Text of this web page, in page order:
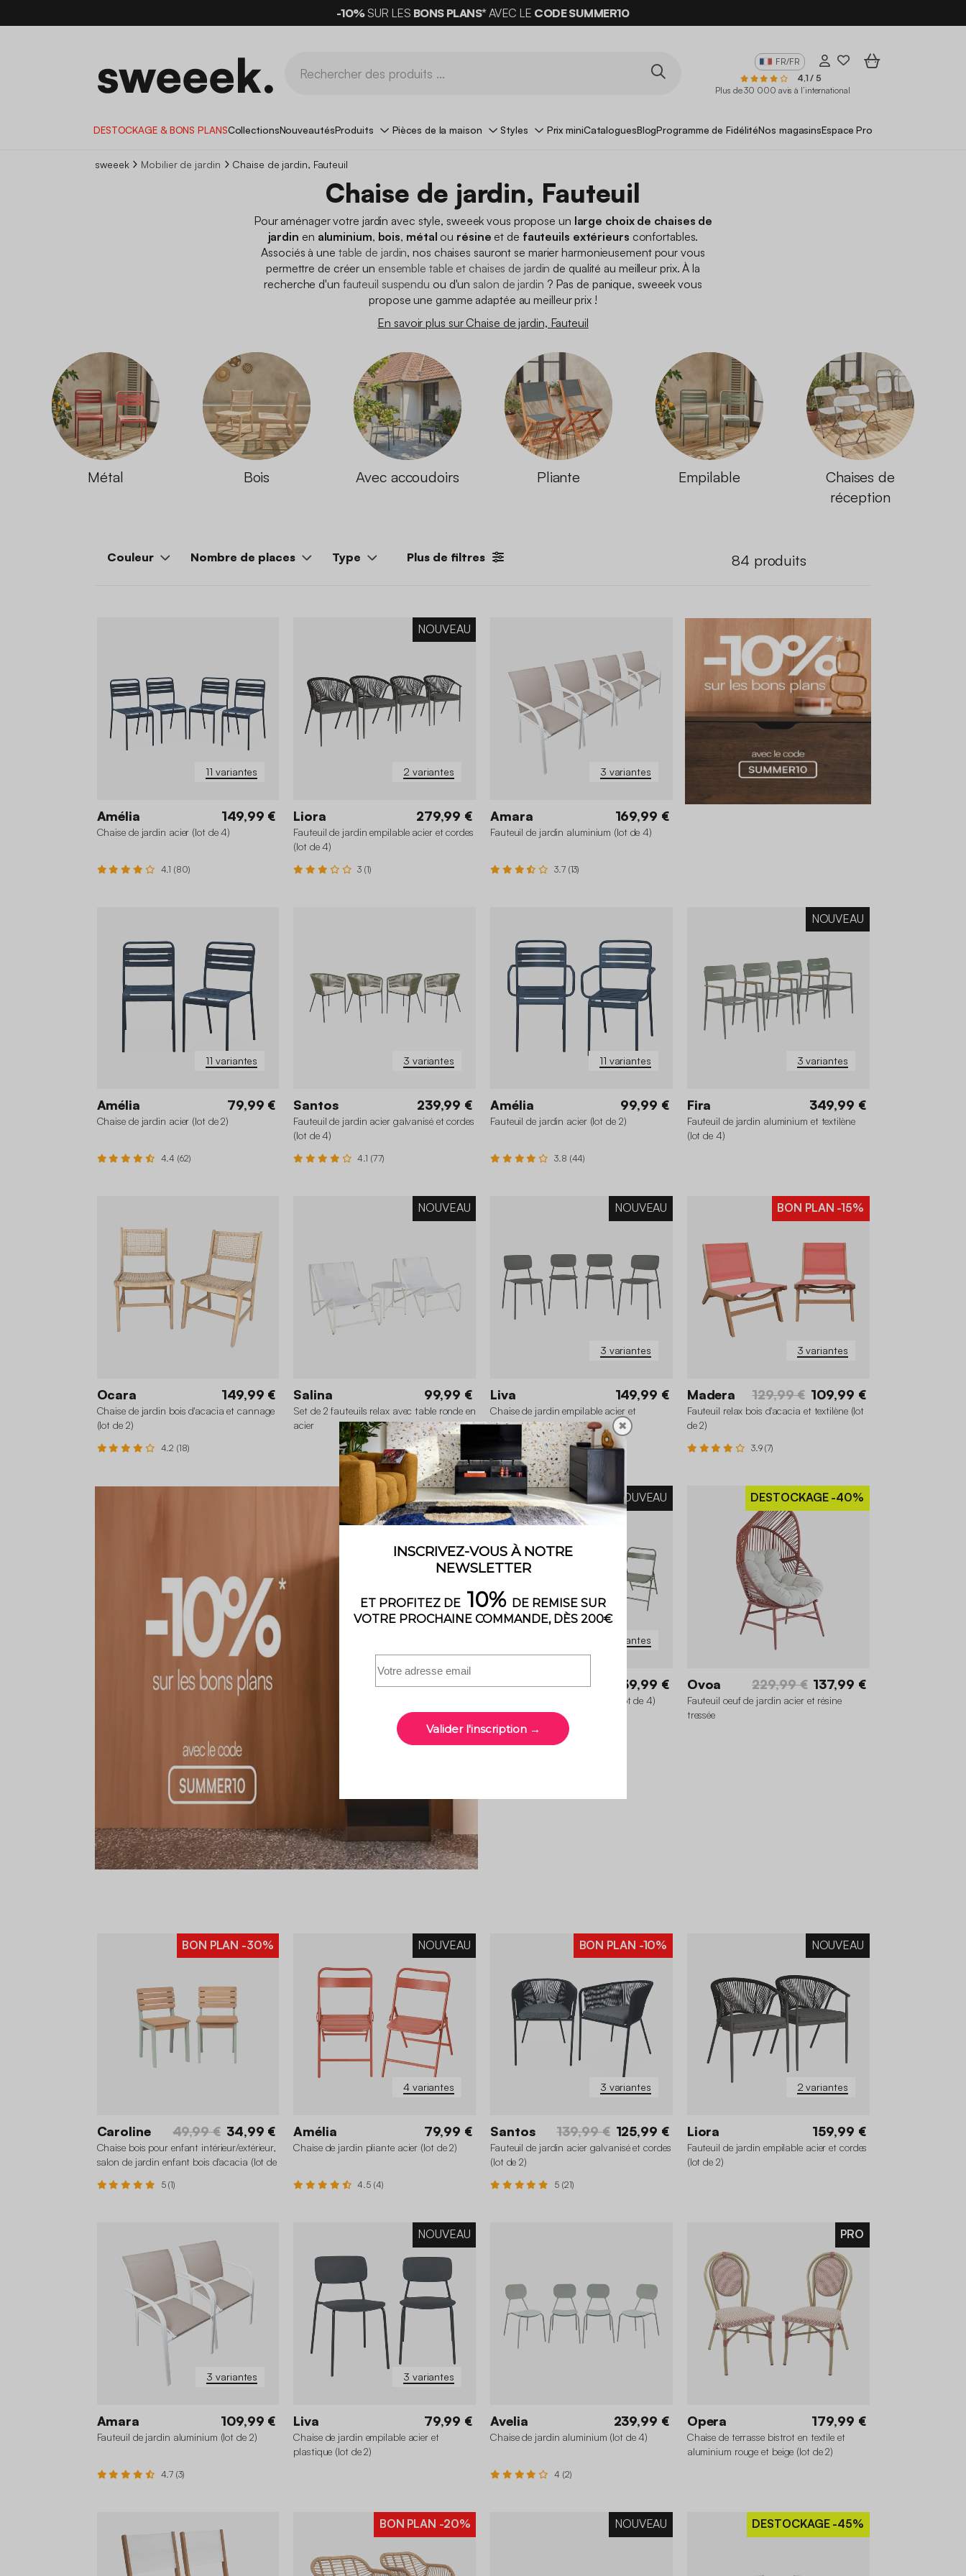
-10%SUR LES BONS PLANS*AVEC LE CODE SUMMER10
FR/FR
4,1 / 5
Plus de 30 000 avis à l’international
DESTOCKAGE & BONS PLANSCollectionsNouveautésProduits Pièces de la maison Styles Prix miniCataloguesBlogProgramme de FidélitéNos magasinsEspace Pro
sweeek Mobilier de jardin Chaise de jardin, Fauteuil
Chaise de jardin, Fauteuil
Pour aménager votre jardin avec style, sweeek vous propose un large choix de chaises de
jardin en aluminium, bois, métal ou résine et de fauteuils extérieurs confortables.
Associés à une table de jardin, nos chaises sauront se marier harmonieusement pour vous
permettre de créer un ensemble table et chaises de jardin de qualité au meilleur prix. À la
recherche d'un fauteuil suspendu ou d'un salon de jardin ? Pas de panique, sweeek vous
propose une gamme adaptée au meilleur prix !
En savoir plus sur Chaise de jardin, Fauteuil
Métal Bois Avec accoudoirs Pliante Empilable
Chaises de
réception
Couleur Nombre de places Type Plus de filtres 84 produits
+6
11 variantes
Amélia 149,99 €
Chaise de jardin acier (lot de 4)
4.1 (80)
2 variantes
NOUVEAU
Liora 279,99 €
Fauteuil de jardin empilable acier et cordes
(lot de 4)
3 (1)
3 variantes
Amara 169,99 €
Fauteuil de jardin aluminium (lot de 4)
3.7 (13)
+6
11 variantes
Amélia 79,99 €
Chaise de jardin acier (lot de 2)
4.4 (62)
3 variantes
Santos 239,99 €
Fauteuil de jardin acier galvanisé et cordes
(lot de 4)
4.1 (77)
11 variantes
Amélia 99,99 €
Fauteuil de jardin acier (lot de 2)
3.8 (44)
3 variantes
NOUVEAU
Fira 349,99 €
Fauteuil de jardin aluminium et textilène
(lot de 4)
Ocara 149,99 €
Chaise de jardin bois d'acacia et cannage
(lot de 2)
4.2 (18)
NOUVEAU
Salina 99,99 €
Set de 2 fauteuils relax avec table ronde en
acier
3 variantes
NOUVEAU
Liva 149,99 €
Chaise de jardin empilable acier et
plastique (lot de 4)
5 (1)
3 variantes
BON PLAN -15%
Madera 129,99 € 109,99 €
Fauteuil relax bois d'acacia et textilène (lot
de 2)
3.9 (7)
4 variantes
NOUVEAU
Amélia 139,99 €
Chaise de jardin pliante acier (lot de 4)
4.5 (4)
DESTOCKAGE-40%
Ovoa 229,99 € 137,99 €
Fauteuil oeuf de jardin acier et résine
tressée
BON PLAN -30%
Caroline 49,99 € 34,99 €
Chaise bois pour enfant intérieur/extérieur,
salon de jardin enfant bois d'acacia (lot de
5 (1)
4 variantes
NOUVEAU
Amélia 79,99 €
Chaise de jardin pliante acier (lot de 2)
4.5 (4)
3 variantes
BON PLAN -10%
Santos 139,99 € 125,99 €
Fauteuil de jardin acier galvanisé et cordes
(lot de 2)
5 (21)
2 variantes
NOUVEAU
Liora 159,99 €
Fauteuil de jardin empilable acier et cordes
(lot de 2)
3 variantes
Amara 109,99 €
Fauteuil de jardin aluminium (lot de 2)
4.7 (3)
3 variantes
NOUVEAU
Liva 79,99 €
Chaise de jardin empilable acier et
plastique (lot de 2)
Avelia 239,99 €
Chaise de jardin aluminium (lot de 4)
4 (2)
PRO
Opera 179,99 €
Chaise de terrasse bistrot en textile et
aluminium rouge et beige (lot de 2)
BON PLAN -20% NOUVEAU DESTOCKAGE-45%
✖